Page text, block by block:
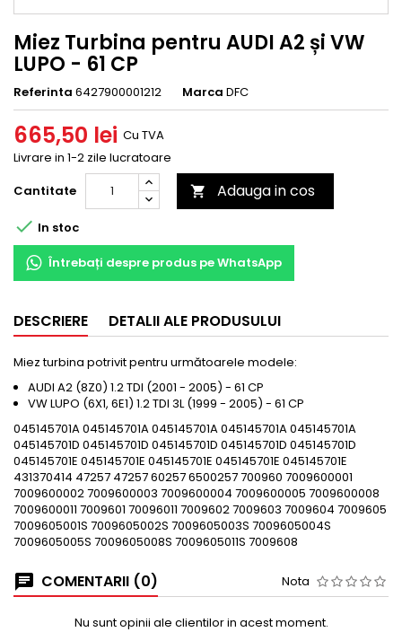
Miez Turbina pentru AUDI A2 și VW
LUPO - 61 CP
Referinta 6427900001212 Marca DFC
665,50 lei Cu TVA
Livrare in 1-2 zile lucratoare
Cantitate
 Adauga in cos
 In stoc
Întrebați despre produs pe WhatsApp
DESCRIERE DETALII ALE PRODUSULUI
Miez turbina potrivit pentru următoarele modele:
AUDI A2 (8Z0) 1.2 TDI (2001 - 2005) - 61 CP
VW LUPO (6X1, 6E1) 1.2 TDI 3L (1999 - 2005) - 61 CP
045145701A 045145701A 045145701A 045145701A 045145701A
045145701D 045145701D 045145701D 045145701D 045145701D
045145701E 045145701E 045145701E 045145701E 045145701E
431370414 47257 47257 60257 6500257 700960 7009600001
7009600002 7009600003 7009600004 7009600005 7009600008
7009600011 7009601 70096011 7009602 7009603 7009604 7009605
7009605001S 7009605002S 7009605003S 7009605004S
7009605005S 7009605008S 7009605011S 7009608
COMENTARII (0) Nota
Nu sunt opinii ale clientilor in acest moment.